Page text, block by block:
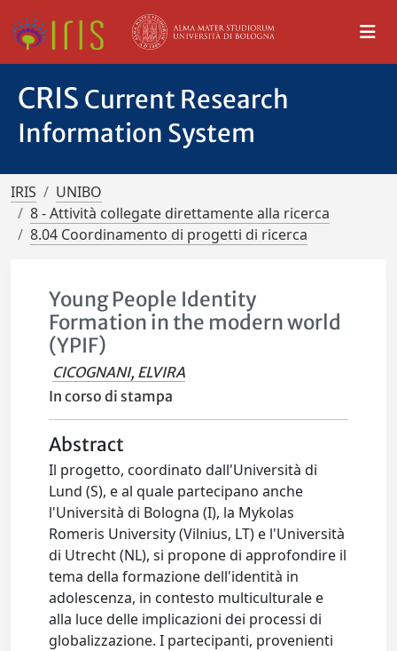
CRIS Current Research
Information System
IRIS
UNIBO
8 - Attività collegate direttamente alla ricerca
8.04 Coordinamento di progetti di ricerca
Young People Identity
Formation in the modern world
(YPIF)
CICOGNANI, ELVIRA
In corso di stampa
Abstract
Il progetto, coordinato dall'Università di
Lund (S), e al quale partecipano anche
l'Università di Bologna (I), la Mykolas
Romeris University (Vilnius, LT) e l'Università
di Utrecht (NL), si propone di approfondire il
tema della formazione dell'identità in
adolescenza, in contesto multiculturale e
alla luce delle implicazioni dei processi di
globalizzazione. I partecipanti, provenienti